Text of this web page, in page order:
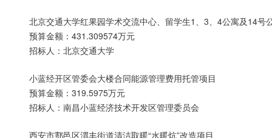
北京交通大学红果园学术交流中心、留学生1、3、4公寓及14号
预算金额：431.309574万元
招标人：北京交通大学
小蓝经开区管委会大楼合同能源管理费用托管项目
预算金额：319.5975万元
招标人：南昌小蓝经济技术开发区管理委员会
西安市鄠邑区渭丰街道清洁取暖“水暖炕”改造项目